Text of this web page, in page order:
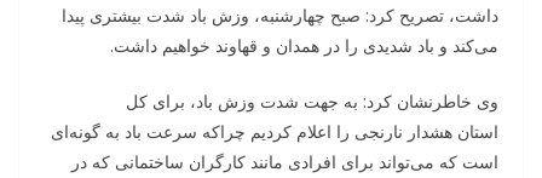
داشت، تصریح کرد: صبح چهارشنبه، وزش باد شدت بیشتری پیدا
می‌کند و باد شدیدی را در همدان و قهاوند خواهیم داشت.
وی خاطرنشان کرد: به جهت شدت وزش باد، برای کل
استان هشدار نارنجی را اعلام کردیم چراکه سرعت باد به گونه‌ای
است که می‌تواند برای افرادی مانند کارگران ساختمانی که در